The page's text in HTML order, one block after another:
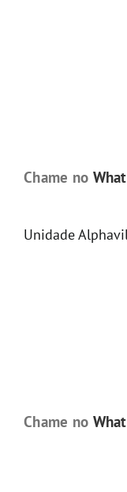
Chame no
Unidade
Chame no